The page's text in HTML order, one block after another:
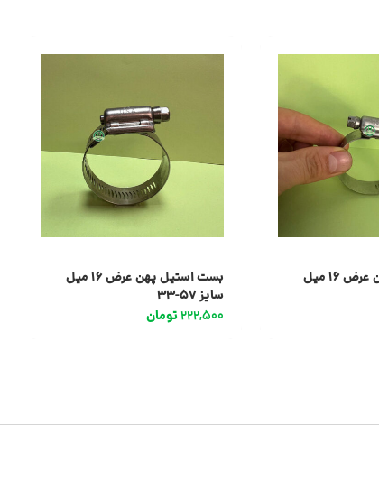
بست استیل پهن عرض 16 میل
بست استیل پهن عرض 16 میل
سایز 57-33
222,500تومان